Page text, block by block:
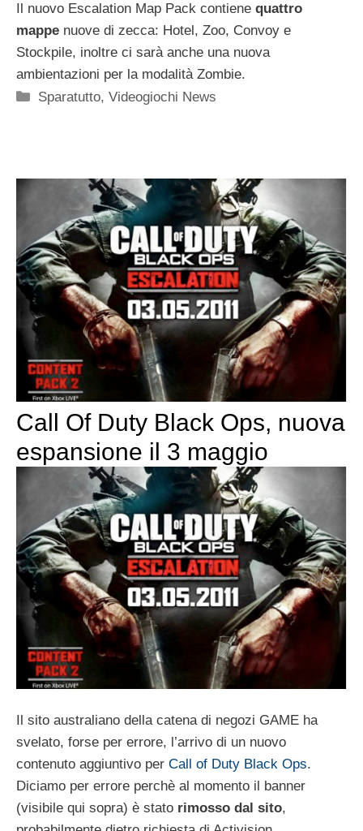
Il nuovo Escalation Map Pack contiene quattro
mappe nuove di zecca: Hotel, Zoo, Convoy e
Stockpile, inoltre ci sarà anche una nuova
ambientazioni per la modalità Zombie.
Categorie
Sparatutto,Videogiochi News
Call Of Duty Black Ops, nuova
espansione il 3 maggio
Il sito australiano della catena di negozi GAME ha
svelato, forse per errore, l’arrivo di un nuovo
contenuto aggiuntivo per Call of Duty Black Ops.
Diciamo per errore perchè al momento il banner
(visibile qui sopra) è stato rimosso dal sito,